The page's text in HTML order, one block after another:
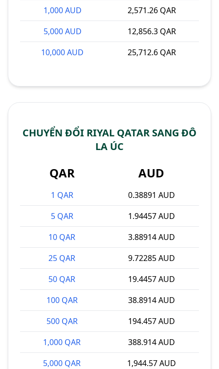
1,000 AUD
2,571.26 QAR
5,000 AUD
12,856.3 QAR
10,000 AUD
25,712.6 QAR
CHUYỂN ĐỔI RIYAL QATAR SANG ĐÔ
LA ÚC
QAR AUD
1 QAR
0.38891 AUD
5 QAR
1.94457 AUD
10 QAR
3.88914 AUD
25 QAR
9.72285 AUD
50 QAR
19.4457 AUD
100 QAR
38.8914 AUD
500 QAR
194.457 AUD
1,000 QAR
388.914 AUD
5,000 QAR
1,944.57 AUD